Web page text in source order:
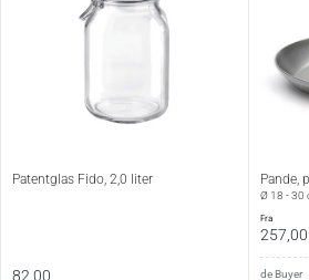
Patentglas Fido, 2,0 liter
82,00
Pande,
Ø 18 - 30
fra
257,00
de Buyer